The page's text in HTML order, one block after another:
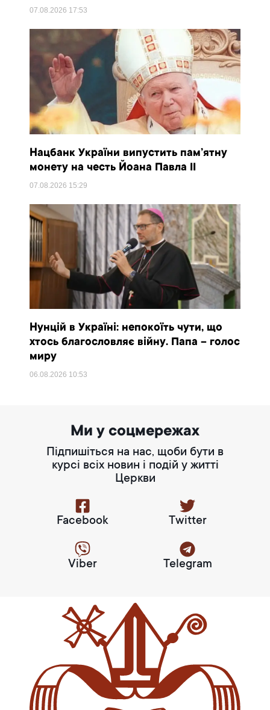
07.08.2026 17:53
Нацбанк України випустить пам’ятну
монету на честь Йоана Павла II
07.08.2026 15:29
Нунцій в Україні: непокоїть чути, що
хтось благословляє війну. Папа – голос
миру
06.08.2026 10:53
Ми у соцмережах
Підпишіться на нас, щоби бути в
курсі всіх новин і подій у житті
Церкви
Facebook Twitter
Viber Telegram